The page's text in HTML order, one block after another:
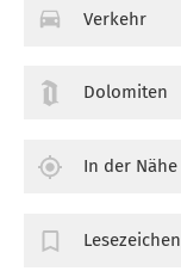
Verkehr
Dolomiten
In der Nähe
Lesezeichen